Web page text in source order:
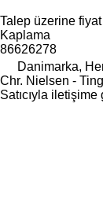
Talep üzerine fiyat
Kaplama
86626278
Danimarka,
Chr. Nielsen -
Satıcıyla iletişime